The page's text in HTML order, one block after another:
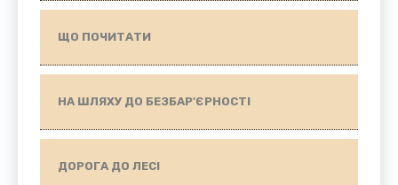
ЩО ПОЧИТАТИ
НА ШЛЯХУ ДО БЕЗБАР'ЄРНОСТІ
ДОРОГА ДО ЛЕСІ